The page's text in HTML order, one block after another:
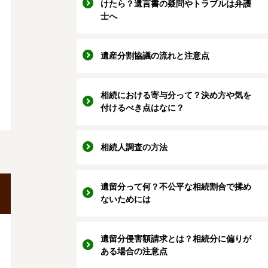
けたら？遺言書の疑問やトラブルは弁護
士へ
遺産分割協議の流れと注意点
相続における寄与分って？決め方や気を
付けるべき点はなに？
相続人調査の方法
遺留分って何？不公平な相続割合で揉め
ないためには
遺留分侵害額請求とは？相続分に偏りが
ある場合の注意点